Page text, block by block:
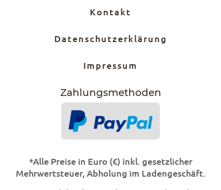
Kontakt
Datenschutzerklärung
Impressum
Zahlungs­methoden
*Alle Preise in Euro (€) inkl. gesetzlicher
Mehrwertsteuer, Abholung im Ladengeschäft.